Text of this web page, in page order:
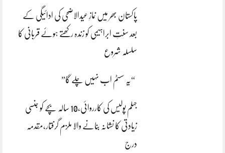
پاکستان بھر میں نمازِ عیدالاضحی کی ادائیگی کے
بعد سنتِ ابراہیمی کو زندہ رکھتے ہوئے قربانی کا
سلسلہ شروع
“یہ سسٹم اب نہیں چلے گا”
جہلم پولیس کی کارروائی،10 سالہ بچے کو جنسی
زیادتی کا نشانہ بنانے والا ملزم گرفتار،مقدمہ
درج